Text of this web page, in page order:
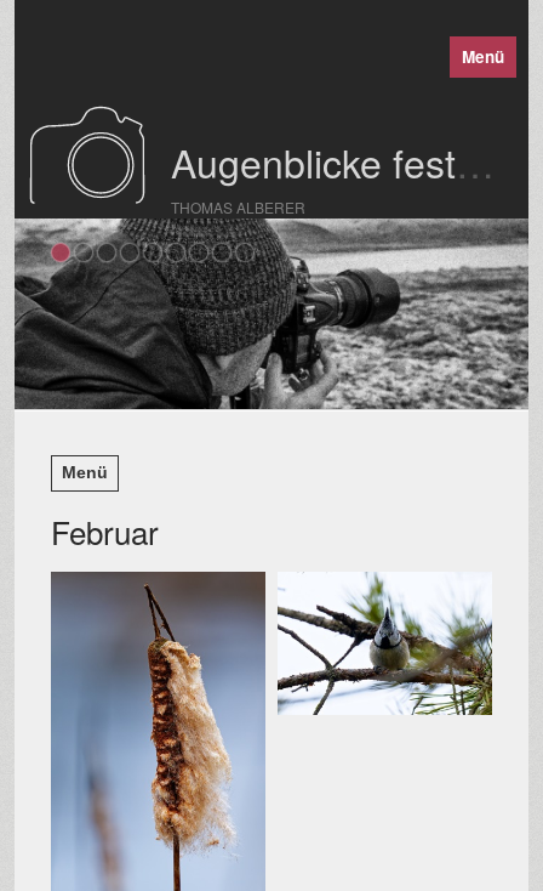
Menü
Augenblicke festgehalten
THOMAS ALBERER
Menü
Februar